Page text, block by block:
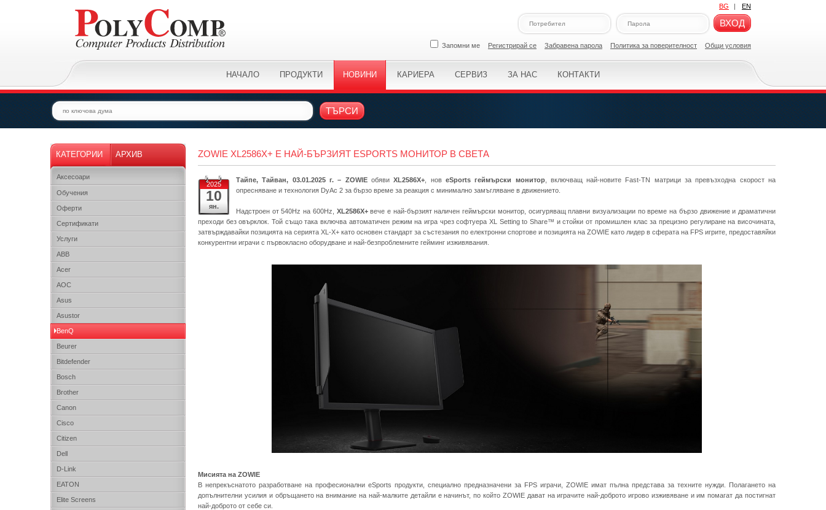
BG | EN
ВХОД
Запомни ме Регистрирай се Забравена парола Политикa за поверителност Общи условия
НАЧАЛО ПРОДУКТИ НОВИНИ КАРИЕРА СЕРВИЗ ЗА НАС КОНТАКТИ
ТЪРСИ
КАТЕГОРИИ АРХИВ
Аксесоари
Обучения
Оферти
Сертификати
Услуги
ABB
Acer
AOC
Asus
Asustor
BenQ
Beurer
Bitdefender
Bosch
Brother
Canon
Cisco
Citizen
Dell
D-Link
EATON
Elite Screens
ZOWIE XL2586X+ E НАЙ-БЪРЗИЯТ ESPORTS МОНИТОР В СВЕТА
2025
10
ян.
Тайпе, Тайван, 03.01.2025 г. – ZOWIE обявиXL2586X+ , нов eSports геймърски монитор, включващ най-новите Fast-TN матрици за превъзходна скорост на
опресняване и технология DyAc 2 за бързо време за реакция с минимално замъгляване в движението.
Надстроен от 540Hz на 600Hz, XL2586X+вече е най-бързият наличен геймърски монитор, осигуряващ плавни визуализации по време на бързо движение и драматични
преходи без овърклок. Той също така включва автоматичен режим на игра чрез софтуера XL Setting to Share™ и стойки от промишлен клас за прецизно регулиране на височината,
затвърждавайки позицията на серията XL-X+ като основен стандарт за състезания по електронни спортове и позицията на ZOWIE като лидер в сферата на FPS игрите, предоставяйки
конкурентни играчи с първокласно оборудване и най-безпроблемните гейминг изживявания.
Mисията на ZOWIE
В непрекъснатото разработване на професионални eSports продукти, специално предназначени за FPS играчи, ZOWIE имат пълна представа за техните нужди. Полагането на
допълнителни усилия и обръщането на внимание на най-малките детайли е начинът, по който ZOWIE дават на играчите най-доброто игрово изживяване и им помагат да постигнат
най-доброто от себе си.